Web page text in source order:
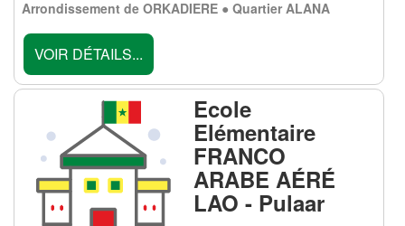
Arrondissement de ORKADIERE ● Quartier ALANA
VOIR DÉTAILS...
Ecole
Elémentaire
FRANCO
ARABE AÉRÉ
LAO - Pulaar